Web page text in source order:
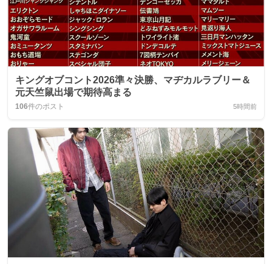
キングオブコント2026準々決勝、マヂカルラブリー＆
元天竺鼠出場で期待高まる
106件のポスト 5時間前